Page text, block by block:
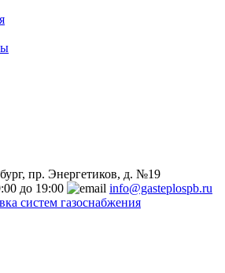
пр. Энергетиков, д. №19
до 19:00
info@gasteplospb.ru
систем газоснабжения